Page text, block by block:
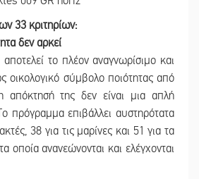
33 κριτηρίων:
δεν αρκεί
το πλέον αναγνωρίσιμο και
οικολογικό σύμβολο ποιότητας από
της δεν είναι μια απλή
πρόγραμμα επιβάλλει αυστηρότατα
38 για τις μαρίνες και 51 για τα
οποία ανανεώνονται και ελέγχονται